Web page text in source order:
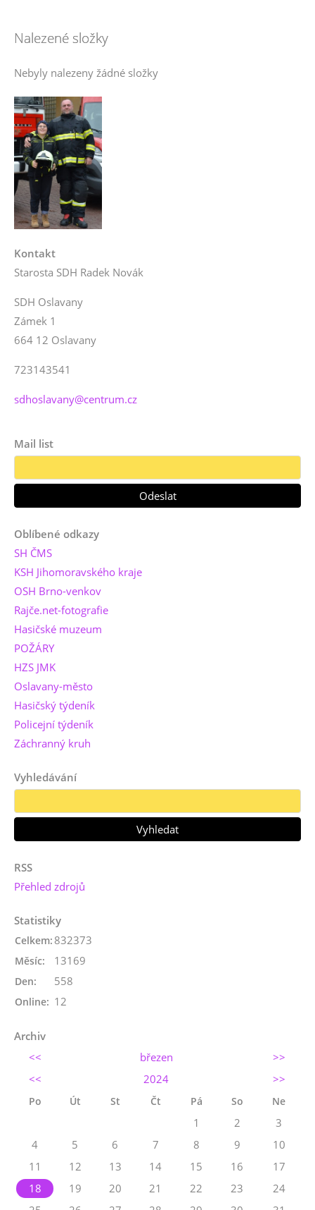
Nalezené složky
Nebyly nalezeny žádné složky
Kontakt
Starosta SDH Radek Novák
SDH Oslavany
Zámek 1
664 12 Oslavany
723143541
sdhoslavany@centrum.cz
Mail list
Oblíbené odkazy
SH ČMS
KSH Jihomoravského kraje
OSH Brno-venkov
Rajče.net-fotografie
Hasičské muzeum
POŽÁRY
HZS JMK
Oslavany-město
Hasičský týdeník
Policejní týdeník
Záchranný kruh
Vyhledávání
RSS
Přehled zdrojů
Statistiky
Online: 12
Celkem: 832373
Měsíc: 13169
Den: 558
Archiv
<<
březen
>>
<<
2024 >>
Po Út St Čt Pá So Ne
1 2
3
4
5 6 7 8 9
10
11
12 13 14 15 16
17
18
19 20 21 22 23
24